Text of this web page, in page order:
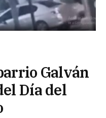
Galván
Día del